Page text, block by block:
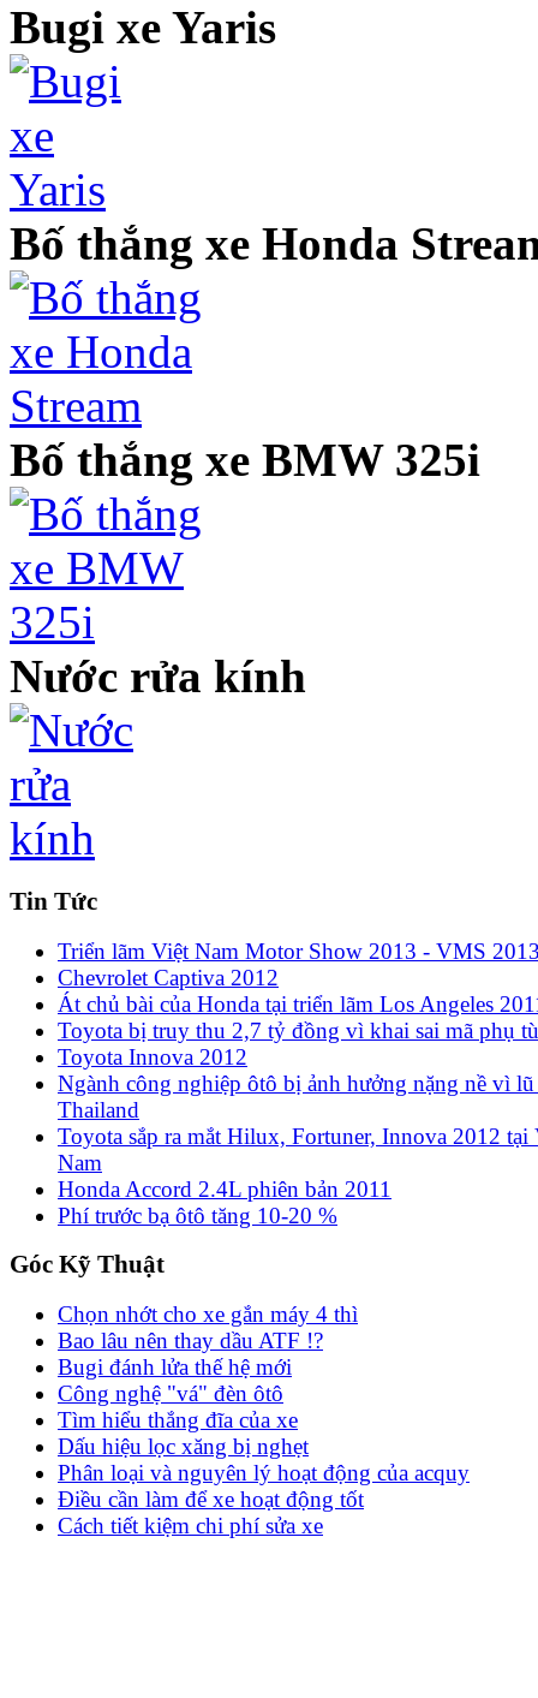
Bugi xe Yaris
Bố thắng xe Honda
Bố thắng xe BMW 325i
Nước rửa kính
Tin Tức
Triển lãm Việt Nam Motor Show 2013 - VMS
Chevrolet Captiva 2012
Át chủ bài của Honda tại triển lãm Los Angeles
Toyota bị truy thu 2,7 tỷ đồng vì khai sai mã phụ
Toyota Innova 2012
Ngành công nghiệp ôtô bị ảnh hưởng nặng nề vì
Thailand
Toyota sắp ra mắt Hilux, Fortuner, Innova 2012 tại
Nam
Honda Accord 2.4L phiên bản 2011
Phí trước bạ ôtô tăng 10-20 %
Góc Kỹ Thuật
Chọn nhớt cho xe gắn máy 4 thì
Bao lâu nên thay dầu ATF !?
Bugi đánh lửa thế hệ mới
Công nghệ "vá" đèn ôtô
Tìm hiểu thắng đĩa của xe
Dấu hiệu lọc xăng bị nghẹt
Phân loại và nguyên lý hoạt động của acquy
Điều cần làm để xe hoạt động tốt
Cách tiết kiệm chi phí sửa xe